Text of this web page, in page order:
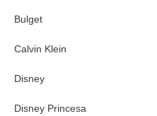
Bulget
Calvin Klein
Disney
Disney Princesa